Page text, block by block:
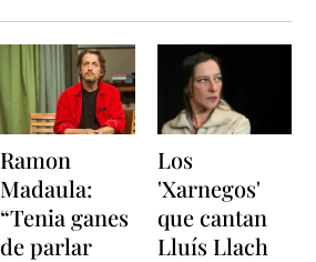
Ramon
Madaula:
“Tenia ganes
de parlar
Los
'Xarnegos'
que cantan
Lluís Llach